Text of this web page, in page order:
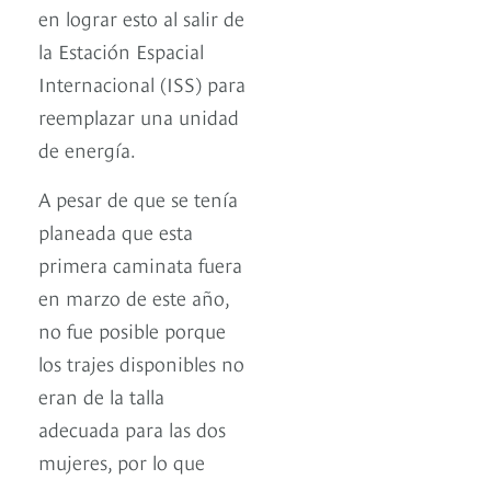
en lograr esto al salir de
la Estación Espacial
Internacional (ISS) para
reemplazar una unidad
de energía.
A pesar de que se tenía
planeada que esta
primera caminata fuera
en marzo de este año,
no fue posible porque
los trajes disponibles no
eran de la talla
adecuada para las dos
mujeres, por lo que